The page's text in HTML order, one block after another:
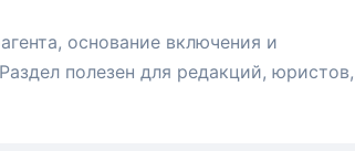
основание включения и
полезен для редакций, юристов,